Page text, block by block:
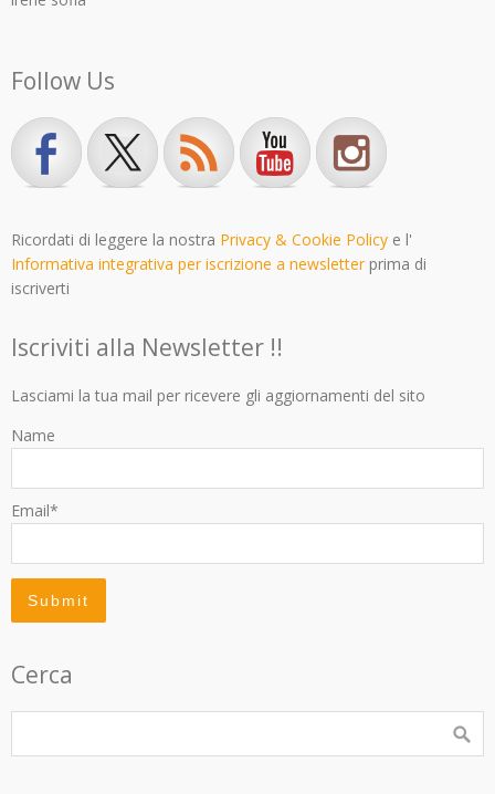
Follow Us
Ricordati di leggere la nostra Privacy & Cookie Policy e l'
Informativa integrativa per iscrizione a newsletterprima di
iscriverti
Iscriviti alla Newsletter !!
Lasciami la tua mail per ricevere gli aggiornamenti del sito
Name
Email*
Cerca